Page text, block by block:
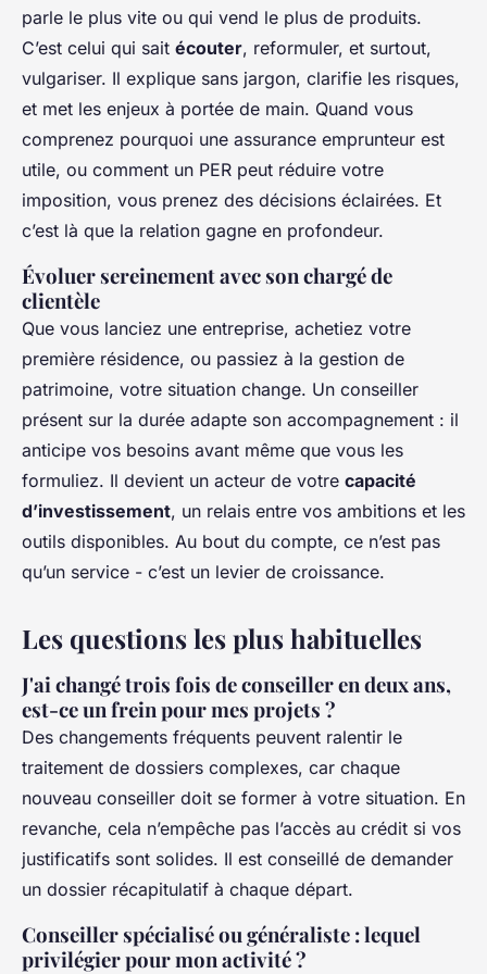
parle le plus vite ou qui vend le plus de produits.
C’est celui qui sait écouter, reformuler, et surtout,
vulgariser. Il explique sans jargon, clarifie les risques,
et met les enjeux à portée de main. Quand vous
comprenez pourquoi une assurance emprunteur est
utile, ou comment un PER peut réduire votre
imposition, vous prenez des décisions éclairées. Et
c’est là que la relation gagne en profondeur.
Évoluer sereinement avec son chargé de
clientèle
Que vous lanciez une entreprise, achetiez votre
première résidence, ou passiez à la gestion de
patrimoine, votre situation change. Un conseiller
présent sur la durée adapte son accompagnement : il
anticipe vos besoins avant même que vous les
formuliez. Il devient un acteur de votre capacité
d’investissement, un relais entre vos ambitions et les
outils disponibles. Au bout du compte, ce n’est pas
qu’un service - c’est un levier de croissance.
Les questions les plus habituelles
J'ai changé trois fois de conseiller en deux ans,
est-ce un frein pour mes projets ?
Des changements fréquents peuvent ralentir le
traitement de dossiers complexes, car chaque
nouveau conseiller doit se former à votre situation. En
revanche, cela n’empêche pas l’accès au crédit si vos
justificatifs sont solides. Il est conseillé de demander
un dossier récapitulatif à chaque départ.
Conseiller spécialisé ou généraliste : lequel
privilégier pour mon activité ?